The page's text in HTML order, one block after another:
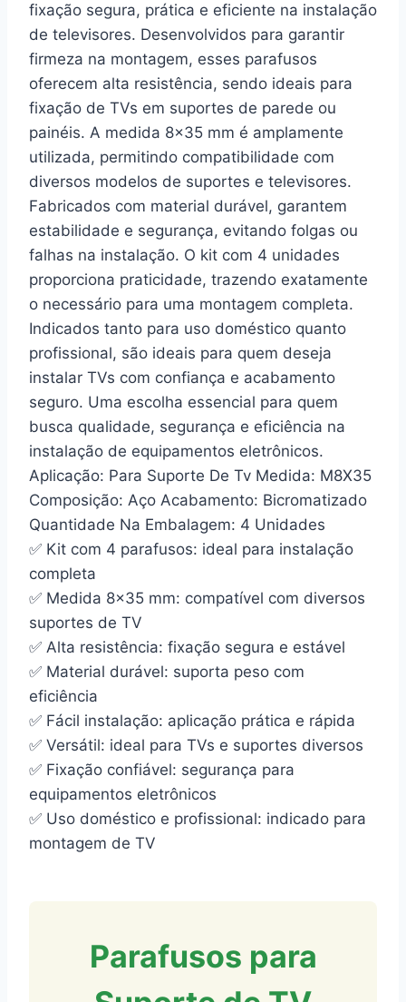
fixação segura, prática e eficiente na instalação
de televisores. Desenvolvidos para garantir
firmeza na montagem, esses parafusos
oferecem alta resistência, sendo ideais para
fixação de TVs em suportes de parede ou
painéis. A medida 8×35 mm é amplamente
utilizada, permitindo compatibilidade com
diversos modelos de suportes e televisores.
Fabricados com material durável, garantem
estabilidade e segurança, evitando folgas ou
falhas na instalação. O kit com 4 unidades
proporciona praticidade, trazendo exatamente
o necessário para uma montagem completa.
Indicados tanto para uso doméstico quanto
profissional, são ideais para quem deseja
instalar TVs com confiança e acabamento
seguro. Uma escolha essencial para quem
busca qualidade, segurança e eficiência na
instalação de equipamentos eletrônicos.
Aplicação: Para Suporte De Tv Medida: M8X35
Composição: Aço Acabamento: Bicromatizado
Quantidade Na Embalagem: 4 Unidades
✅ Kit com 4 parafusos: ideal para instalação
completa
✅ Medida 8×35 mm: compatível com diversos
suportes de TV
✅ Alta resistência: fixação segura e estável
✅ Material durável: suporta peso com
eficiência
✅ Fácil instalação: aplicação prática e rápida
✅ Versátil: ideal para TVs e suportes diversos
✅ Fixação confiável: segurança para
equipamentos eletrônicos
✅ Uso doméstico e profissional: indicado para
montagem de TV
Parafusos para